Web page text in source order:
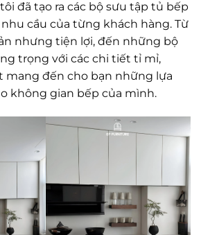
đã tạo ra các bộ sưu tập tủ bếp
cầu của từng khách hàng. Từ
nhưng tiện lợi, đến những bộ
trọng với các chi tiết tỉ mỉ,
mang đến cho bạn những lựa
không gian bếp của mình.